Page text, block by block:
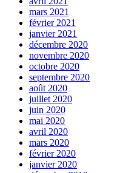
mars 2021
février 2021
janvier 2021
décembre 2020
novembre 2020
octobre 2020
septembre 2020
août 2020
juillet 2020
juin 2020
mai 2020
avril 2020
mars 2020
février 2020
janvier 2020